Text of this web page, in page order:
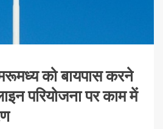
को बायपास करने
परियोजना पर काम में